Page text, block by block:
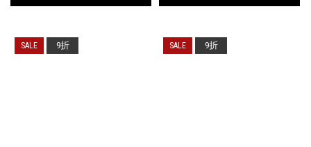
9折 9折